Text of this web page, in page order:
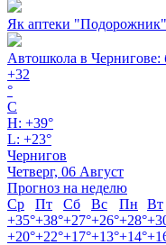
Як аптеки "Подорожник"
Автошкола в Чернигове:
+32
°
C
H: +39°
L: +23°
Чернигов
Четверг, 06 Август
Прогноз на неделю
Ср
Пт Сб Вс Пн
Вт
+35°+38°+27°+26°+28°+
+20°+22°+17°+13°+14°+